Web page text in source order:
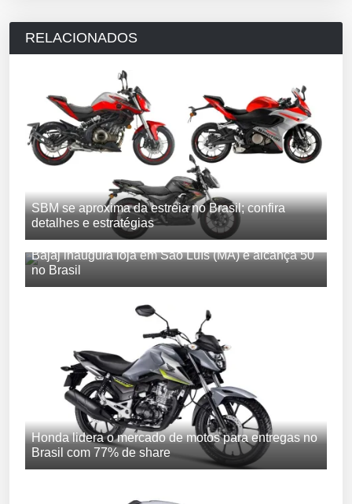
RELACIONADOS
SBM se aproxima da estreia no Brasil; confira
detalhes e estratégias
Bajaj inaugura loja em São Luís (MA) e alcança 50
no Brasil
Honda lidera o mercado de motos para entregas no
Brasil com 77% de share